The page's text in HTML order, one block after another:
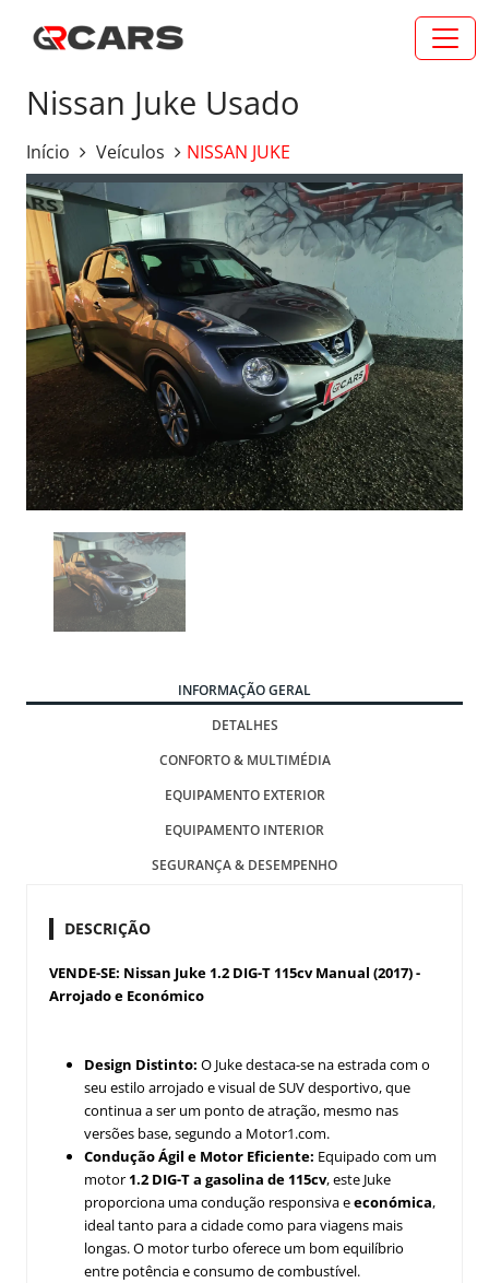
Nissan Juke Usado
Início Veículos NISSAN JUKE
INFORMAÇÃO GERAL
DETALHES
CONFORTO & MULTIMÉDIA
EQUIPAMENTO EXTERIOR
EQUIPAMENTO INTERIOR
SEGURANÇA & DESEMPENHO
DESCRIÇÃO
VENDE-SE: Nissan Juke 1.2 DIG-T 115cv Manual (2017) -
Arrojado e Económico
Design Distinto: O Juke destaca-se na estrada com o
seu estilo arrojado e visual de SUV desportivo, que
continua a ser um ponto de atração, mesmo nas
versões base, segundo a Motor1.com.
Condução Ágil e Motor Eficiente: Equipado com um
motor 1.2 DIG-T a gasolina de 115cv, este Juke
proporciona uma condução responsiva eeconómica,
ideal tanto para a cidade como para viagens mais
longas. O motor turbo oferece um bom equilíbrio
entre potência e consumo de combustível.